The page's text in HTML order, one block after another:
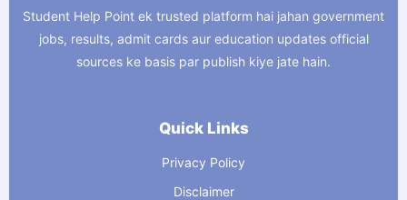
Student Help Point ek trusted platform hai jahan government
jobs, results, admit cards aur education updates official
sources ke basis par publish kiye jate hain.
Quick Links
Privacy Policy
Disclaimer